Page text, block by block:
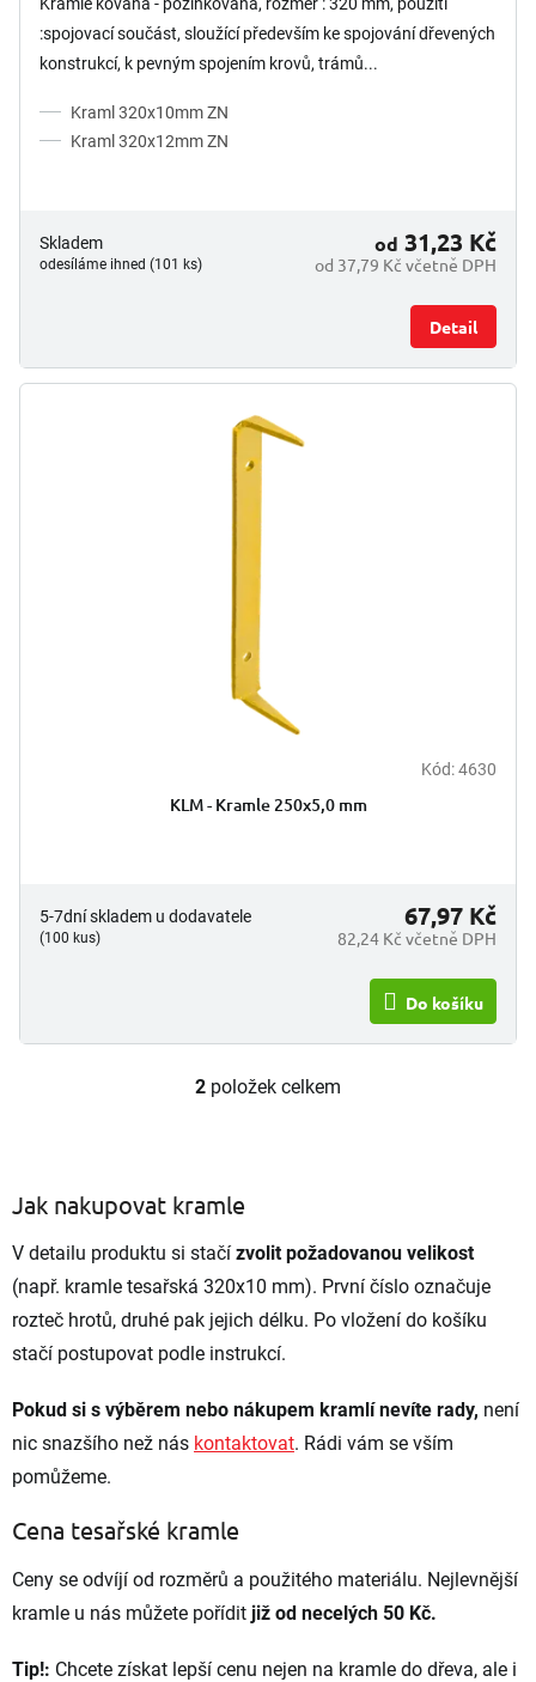
5
hvězdiček.
:spojovací součást, sloužící především ke spojování dřevených
konstrukcí, k pevným spojením krovů, trámů...
Kraml 320x10mm ZN
Kraml 320x12mm ZN
Skladem
odesíláme ihned (101 ks) od 37,79 Kč včetně DPH
od 31,23 Kč
Detail
Kód:4630
KLM - Kramle 250x5,0 mm
5-7dní skladem u dodavatele
(100 kus) 82,24 Kč včetně DPH
67,97 Kč
Do košíku
O
í
p
r
v
k
ý
p
i
2 položek celkem
Jak nakupovat kramle
V detailu produktu si stačí zvolit požadovanou velikost
(např. kramle tesařská 320x10 mm). První číslo označuje
rozteč hrotů, druhé pak jejich délku. Po vložení do košíku
stačí postupovat podle instrukcí.
Pokud si s výběrem nebo nákupem kramlí nevíte rady, není
nic snazšího než nás kontaktovat. Rádi vám se vším
pomůžeme.
Cena tesařské kramle
Ceny se odvíjí od rozměrů a použitého materiálu. Nejlevnější
kramle u nás můžete pořídit již od necelých 50 Kč.
Tip!: Chcete získat lepší cenu nejen na kramle do dřeva, ale i